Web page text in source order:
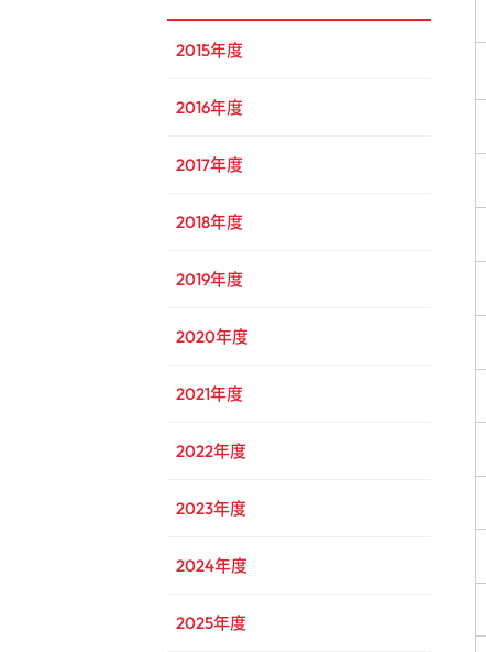
2015年度
2016年度
2017年度
2018年度
2019年度
2020年度
2021年度
2022年度
2023年度
2024年度
2025年度